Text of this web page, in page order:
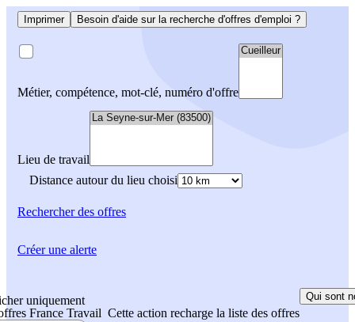
Imprimer Besoin d'aide sur la recherche d'offres d'emploi ?
Métier, compétence, mot-clé, numéro d'offre
Lieu de travail
Distance autour du lieu choisi
Rechercherdes offres
uniquement
France Travail Cette action recharge la liste des offres
Qui sont
Créer une alerte